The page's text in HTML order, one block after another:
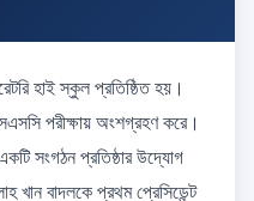
হাই স্কুল প্রতিষ্ঠিত হয়।
পরীক্ষায় অংশগ্রহণ করে।
সংগঠন প্রতিষ্ঠার উদ্যোগ
খান বাদলকে প্রথম প্রেসিডেন্ট